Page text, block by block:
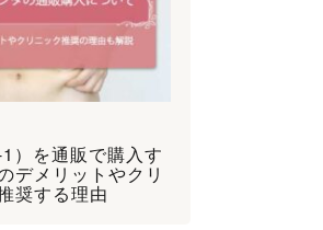
）を通販で購入す
デメリットやクリ
奨する理由